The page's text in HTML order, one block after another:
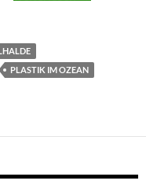
PLASTIK IM OZEAN